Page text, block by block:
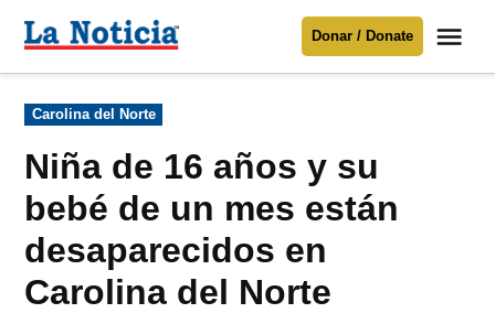
Para mantenerte informado necesitamos
Donar
contenido
Noticia
Donar / Donate
Publicado
en
Carolina del Norte
Niña de 16 años y su
bebé de un mes están
desaparecidos en
Carolina del Norte